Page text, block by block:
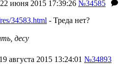
июня 2015 17:39:26 №34585
34583.html - Треда нет?
десу
августа 2015 13:24:01 №34893